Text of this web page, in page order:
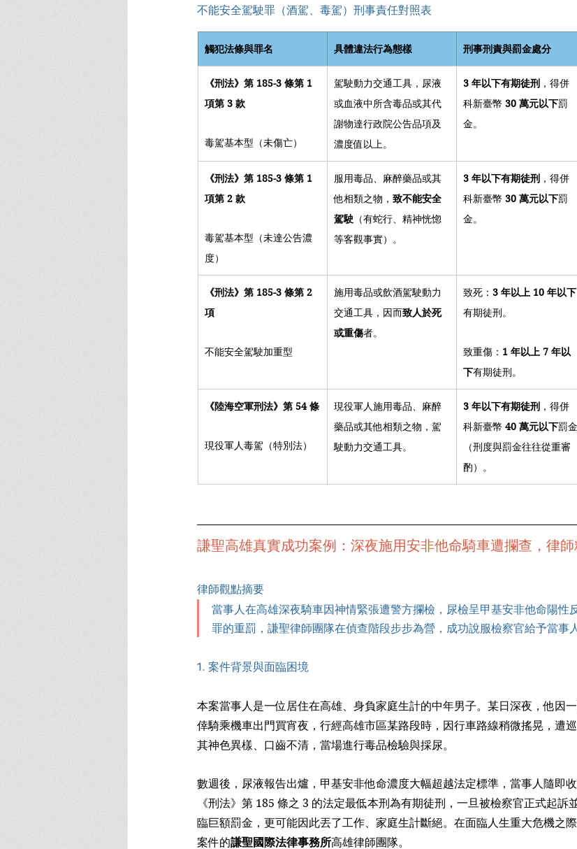
不能安全駕駛罪（酒駕、毒駕）刑事責任對照表
觸犯法條與罪名 具體違法行為態樣 刑事刑責與罰金處分
《刑法》第 185-3 條第 1
項第 3 款
毒駕基本型（未傷亡）
駕駛動力交通工具，尿液
或血液中所含毒品或其代
謝物達行政院公告品項及
濃度值以上。
3 年以下有期徒刑 ，得併
科新臺幣 30 萬元以下罰
金。
《刑法》第 185-3 條第 1
項第 2 款
毒駕基本型（未達公告濃
度）
服用毒品、麻醉藥品或其
他相類之物， 致不能安全
駕駛 （有蛇行、精神恍惚
等客觀事實）。
3 年以下有期徒刑 ，得併
科新臺幣 30 萬元以下罰
金。
《刑法》第 185-3 條第 2
項
不能安全駕駛加重型
施用毒品或飲酒駕駛動力
交通工具，因而致人於死
或重傷者。
致死： 3 年以上 10 年以下
有期徒刑。
致重傷： 1 年以上 7 年以
下有期徒刑。
《陸海空軍刑法》第 54 條
現役軍人毒駕（特別法）
現役軍人施用毒品、麻醉
藥品或其他相類之物，駕
駛動力交通工具。
3 年以下有期徒刑 ，得併
科新臺幣 40 萬元以下罰金
（刑度與罰金往往從重審
酌）。
謙聖高雄真實成功案例：深夜施用安非他命騎車遭攔查，律
律師觀點摘要
當事人在高雄深夜騎車因神情緊張遭警方攔檢，尿檢呈甲基安非他命陽性
罪的重罰，謙聖律師團隊在偵查階段步步為營，成功說服檢察官給予當事
1. 案件背景與面臨困境
本案當事人是一位居住在高雄、身負家庭生計的中年男子。某日深夜，他因
倖騎乘機車出門買宵夜，行經高雄市區某路段時，因行車路線稍微搖晃，遭
其神色異樣、口齒不清，當場進行毒品檢驗與採尿。
數週後，尿液報告出爐，甲基安非他命濃度大幅超越法定標準，當事人隨即
《刑法》第 185 條之 3 的法定最低本刑為有期徒刑，一旦被檢察官正式起訴
臨巨額罰金，更可能因此丟了工作、家庭生計斷絕。在面臨人生重大危機之
案件的謙聖國際法律事務所高雄律師團隊。